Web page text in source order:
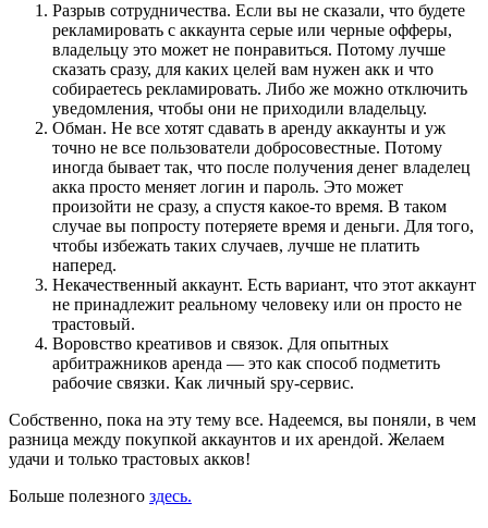
Разрыв сотрудничества. Если вы не сказали, что будете
рекламировать с аккаунта серые или черные офферы,
владельцу это может не понравиться. Потому лучше
сказать сразу, для каких целей вам нужен акк и что
собираетесь рекламировать. Либо же можно отключить
уведомления, чтобы они не приходили владельцу.
Обман. Не все хотят сдавать в аренду аккаунты и уж
точно не все пользователи добросовестные. Потому
иногда бывает так, что после получения денег владелец
акка просто меняет логин и пароль. Это может
произойти не сразу, а спустя какое-то время. В таком
случае вы попросту потеряете время и деньги. Для того,
чтобы избежать таких случаев, лучше не платить
наперед.
Некачественный аккаунт. Есть вариант, что этот аккаунт
не принадлежит реальному человеку или он просто не
трастовый.
Воровство креативов и связок. Для опытных
арбитражников аренда — это как способ подметить
рабочие связки. Как личный spy-сервис.
Собственно, пока на эту тему все. Надеемся, вы поняли, в чем
разница между покупкой аккаунтов и их арендой. Желаем
удачи и только трастовых акков!
Больше полезного здесь.